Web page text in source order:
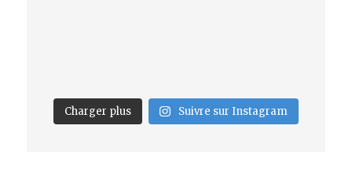
Charger plus Suivre sur Instagram